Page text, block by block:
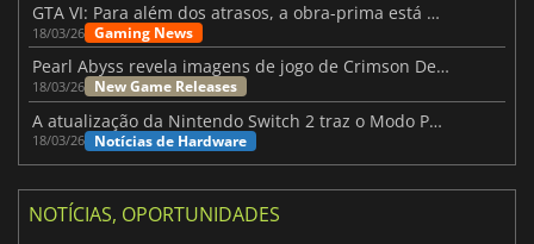
GTA VI: Para além dos atrasos, a obra-prima está quase a chegar
18/03/26 Gaming News
Pearl Abyss revela imagens de jogo de Crimson Desert para a PS5
18/03/26 New Game Releases
A atualização da Nintendo Switch 2 traz o Modo Portátil aos jogos mais antigos da Switch
18/03/26 Notícias de Hardware
NOTÍCIAS, OPORTUNIDADES